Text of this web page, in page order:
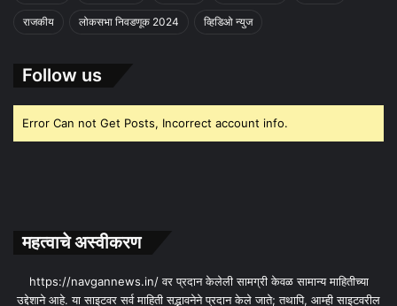
राजकीय लोकसभा निवडणूक 2024 व्हिडिओ न्युज
Follow us
Error Can not Get Posts, Incorrect account info.
महत्वाचे अस्वीकरण
https://navgannews.in/ वर प्रदान केलेली सामग्री केवळ सामान्य माहितीच्या
उद्देशाने आहे. या साइटवर सर्व माहिती सद्भावनेने प्रदान केले जाते; तथापि, आम्ही साइटवरील